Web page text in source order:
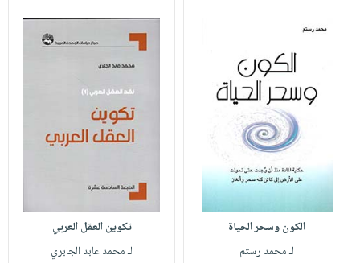
الكون وسحر الحياة
لـ محمد رستم
تكوين العقل العربي
لـ محمد عابد الجابري